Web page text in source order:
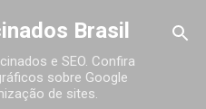
principalBrasil
e SEO. Confira
sobre Google
de sites.